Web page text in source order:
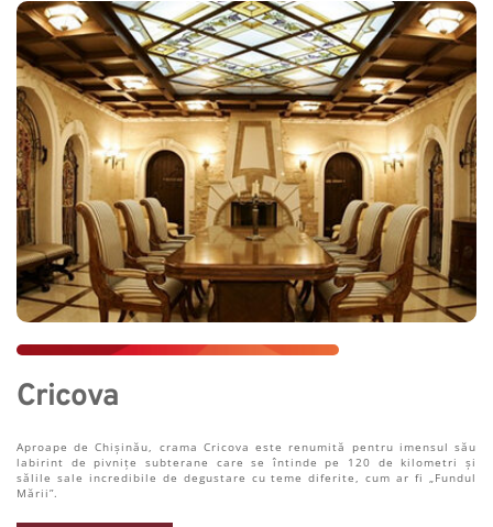
Cricova
Aproape de Chișinău, crama Cricova este renumită pentru imensul său
labirint de pivnițe subterane care se întinde pe 120 de kilometri și
sălile sale incredibile de degustare cu teme diferite, cum ar fi „Fundul
Mării”.